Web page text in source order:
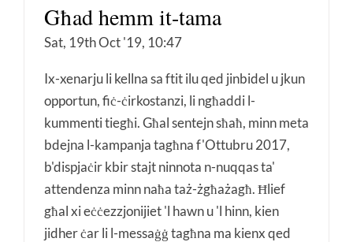
Għad hemm it-tama
Sat, 19th Oct '19, 10:47
Ix-xenarju li kellna sa ftit ilu qed jinbidel u jkun
opportun, fiċ-ċirkostanzi, li ngħaddi l-
kummenti tiegħi. Għal sentejn sħaħ, minn meta
bdejna l-kampanja tagħna f'Ottubru 2017,
b'dispjaċir kbir stajt ninnota n-nuqqas ta'
attendenza minn naħa taż-żgħażagħ. Ħlief
għal xi eċċezzjonijiet 'l hawn u 'l hinn, kien
jidher ċar li l-messaġġ tagħna ma kienx qed